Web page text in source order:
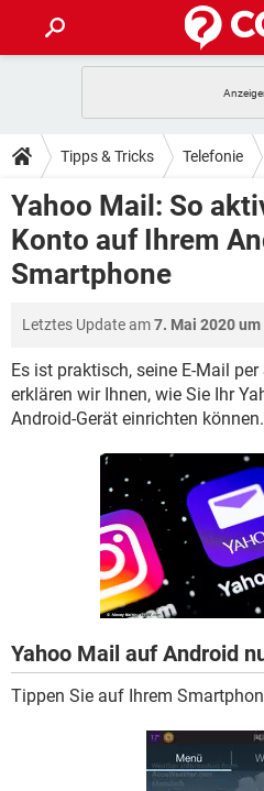
ANDROID
WINDOWS 10
WHATSAPP
FACEBOOK
TIPPS & TRICKS
SPIELE
ANDROID
WHATSAPP
FACEBOOK
DOWNLOADS
SPIELE
ANDROID
FACEBOOK
FORUM
ANDROID
WINDOWS 10
ANDROID
WINDOWS 10
Tipps & Tricks Telefonie
Yahoo Mail: So
Konto auf Ihrem
Smartphone
Letztes Update am7. Mai 2020
Es ist praktisch, seine E-Mail
erklären wir Ihnen, wie Sie Ihr
Android-Gerät einrichten können.
Yahoo Mail auf Android
Tippen Sie auf Ihrem